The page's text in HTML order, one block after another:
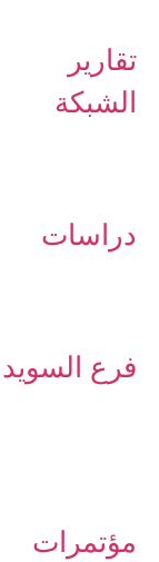
تقارير
الشبكة
دراسات
فرع السويد
مؤتمرات